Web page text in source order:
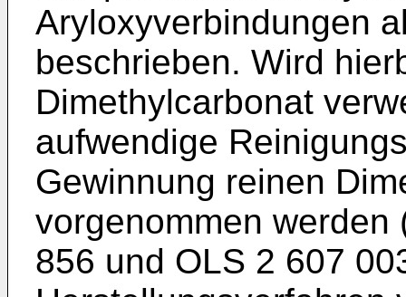
Aryloxyverbindungen
beschrieben. Wird
Dimethylcarbonat
aufwendige
Gewinnung reinen
vorgenommen werden
856 und OLS 2 607